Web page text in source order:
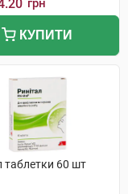
грн
КУПИТИ
таблетки 60 шт